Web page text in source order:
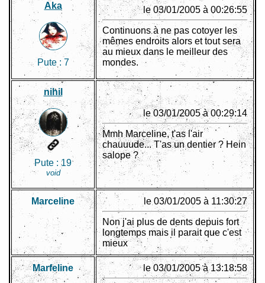
Aka
Pute : 7
le 03/01/2005 à 00:26:55
Continuons à ne pas cotoyer les
mêmes endroits alors et tout sera
au mieux dans le meilleur des
mondes.
nihil
Pute : 19
void
le 03/01/2005 à 00:29:14
Mmh Marceline, t'as l'air
chauuude... T'as un dentier ? Hein
salope ?
Marceline le 03/01/2005 à 11:30:27
Non j'ai plus de dents depuis fort
longtemps mais il parait que c'est
mieux
Marfeline le 03/01/2005 à 13:18:58